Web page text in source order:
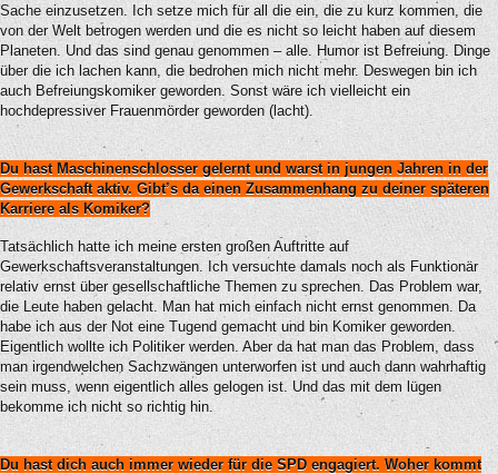
Sache einzusetzen. Ich setze mich für all die ein, die zu kurz kommen, die
von der Welt betrogen werden und die es nicht so leicht haben auf diesem
Planeten. Und das sind genau genommen – alle. Humor ist Befreiung. Dinge
über die ich lachen kann, die bedrohen mich nicht mehr. Deswegen bin ich
auch Befreiungskomiker geworden. Sonst wäre ich vielleicht ein
hochdepressiver Frauenmörder geworden (lacht).
Du hast Maschinenschlosser gelernt und warst in jungen Jahren in der
Gewerkschaft aktiv. Gibt’s da einen Zusammenhang zu deiner späteren
Karriere als Komiker?
Tatsächlich hatte ich meine ersten großen Auftritte auf
Gewerkschaftsveranstaltungen. Ich versuchte damals noch als Funktionär
relativ ernst über gesellschaftliche Themen zu sprechen. Das Problem war,
die Leute haben gelacht. Man hat mich einfach nicht ernst genommen. Da
habe ich aus der Not eine Tugend gemacht und bin Komiker geworden.
Eigentlich wollte ich Politiker werden. Aber da hat man das Problem, dass
man irgendwelchen Sachzwängen unterworfen ist und auch dann wahrhaftig
sein muss, wenn eigentlich alles gelogen ist. Und das mit dem lügen
bekomme ich nicht so richtig hin.
Du hast dich auch immer wieder für die SPD engagiert. Woher kommt